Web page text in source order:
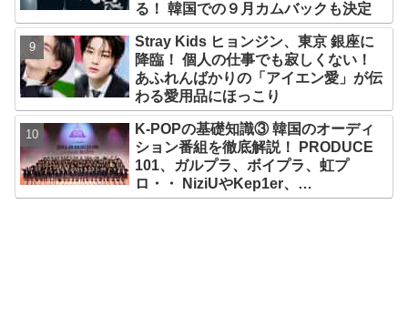
る！ 韓国での９月カムバックも決定
Stray Kids ヒョンジン、東京 銀座に
降臨！ 個人の仕事でも寂しくない！
あふれんばかりの「アイエン愛」が伝
わる愛用品にほっこり
K-POPの基礎知識③ 韓国のオーディ
ション番組を徹底解説！ PRODUCE
101、ガルプラ、ボイプラ、虹プ
ロ・・ NiziUやKep1er、
ZEROBASEONEら人気グループが